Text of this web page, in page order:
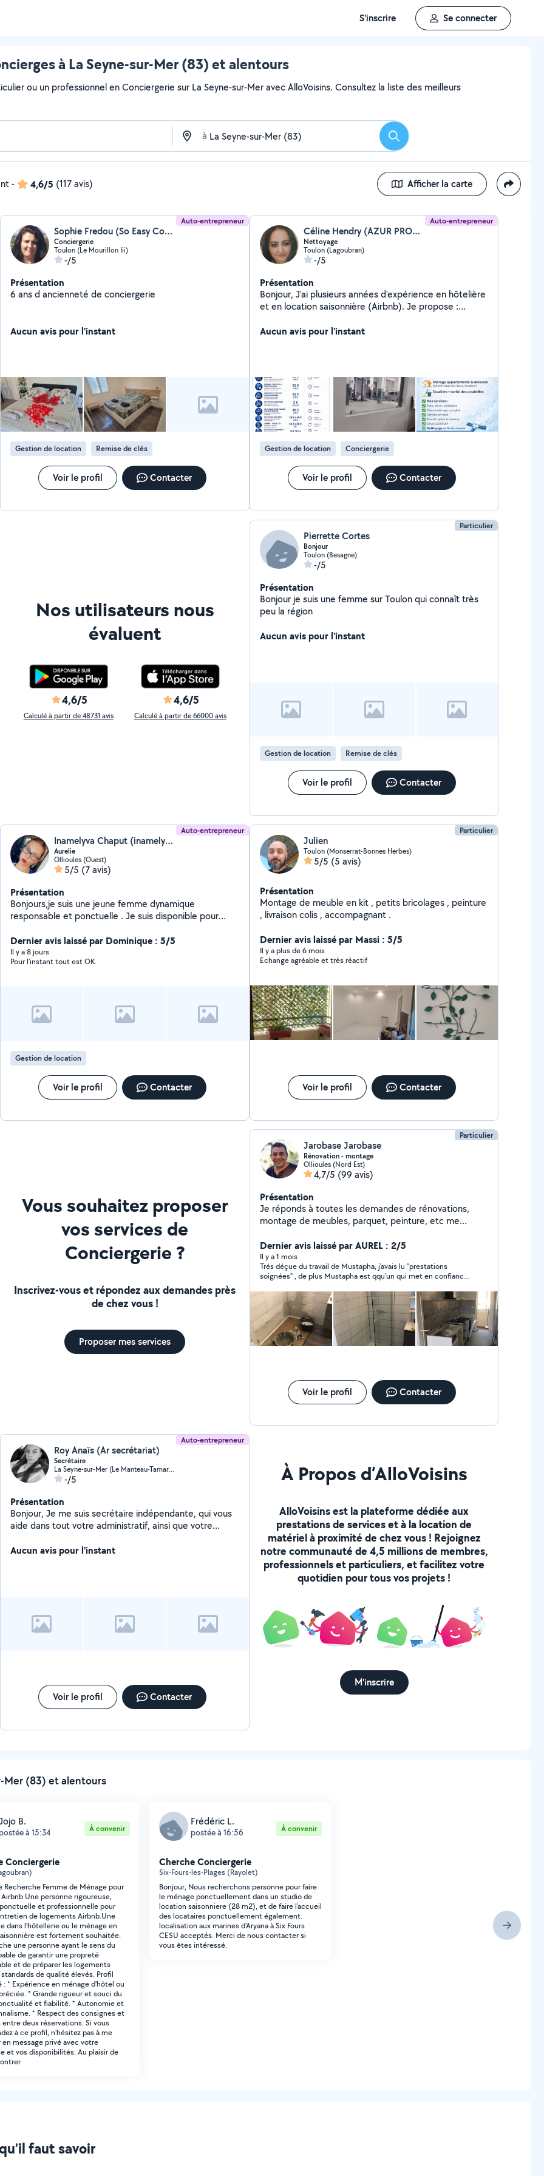
S'inscrire Se connecter
à La Seyne-sur-Mer (83) et alentours
ou un professionnel en Conciergerie sur La Seyne-sur-Mer avec AlloVoisins. Consultez la liste des meilleurs
à Rechercher
- 4,6/5 (117 avis) Afficher la carte
Auto-entrepreneur
Sophie Fredou (So Easy Conciergerie)
Conciergerie
Toulon (Le Mourillon Iii)
-/5
Présentation
6 ans d ancienneté de conciergerie
Aucun avis pour l'instant
Gestion de location Remise de clés
Voir le profil Contacter
Auto-entrepreneur
Céline Hendry (AZUR PROPRETE 83)
Nettoyage
Toulon (Lagoubran)
-/5
Présentation
Bonjour, J'ai plusieurs années d'expérience en hôtelière
et en location saisonnière (Airbnb). Je propose :
entretien de copropriété et remise en état. Sérieuse
Aucun avis pour l'instant
Gestion de location Conciergerie
Voir le profil Contacter
Nos utilisateurs nous
évaluent
4,6/5
Calculé à partir de 48731 avis
4,6/5
Calculé à partir de 66000 avis
Particulier
Pierrette Cortes
Bonjour
Toulon (Besagne)
-/5
Présentation
Bonjour je suis une femme sur Toulon qui connaît très
peu la région
Aucun avis pour l'instant
Gestion de location Remise de clés
Voir le profil Contacter
Auto-entrepreneur
Inamelyva Chaput (inamelyva service)
Aurelie
Ollioules (Ouest)
5/5 (7 avis)
Présentation
Bonjours,je suis une jeune femme dynamique
responsable et ponctuelle . Je suis disponible pour
l'expérience dans les deux domaine que se soit en aide
a domicile ou Ash en millieu hospitalier pour le côté
ménage ou en t'en que animatrice périscolaire et
Dernier avis laissé par Dominique : 5/5
Il y a 8 jours
Pour l’instant tout est OK.
Gestion de location
Voir le profil Contacter
Particulier
Julien
Toulon (Monserrat-Bonnes Herbes)
5/5 (5 avis)
Présentation
Montage de meuble en kit , petits bricolages , peinture
, livraison colis , accompagnant .
Dernier avis laissé par Massi : 5/5
Il y a plus de 6 mois
Echange agréable et très réactif
Voir le profil Contacter
Vous souhaitez proposer
vos services de
Conciergerie ?
Inscrivez-vous et répondez aux demandes près
de chez vous !
Proposer mes services
Particulier
Jarobase Jarobase
Rénovation - montage
Ollioules (Nord Est)
4,7/5 (99 avis)
Présentation
Je réponds à toutes les demandes de rénovations,
montage de meubles, parquet, peinture, etc me
la journée la semaine Travail soigné et de qualité Outillé
Photos prestations effectuées sur demande
Dernier avis laissé par AUREL : 2/5
Il y a 1 mois
Trés déçue du travail de Mustapha, j'avais lu "prestations
soignées" , de plus Mustapha est qqu'un qui met en confiance
je ne suis pas la seule à ne pas être satisfaite. - Pose de Viniyle
(photo) , j'avais acheté la longueur siffisante pour qu'il n'y ait
pas de découpe et finalement découpe au milieu du couloir
(certainement pour pas s'embêter) , d'ailleurs il devait revenir
me combler le trait de démarcation, j'attends tjrs - Pose de
plinthes (photo), 3mm de silicone pour boucher les espaces
devoir gratter parce que le rendu fait trés sale + les plinthes qui
ne sont pas totalement terminées + un rdv pris sur 2 jours
consécutifs pour faire tous les travaux demandés ce qui s'est
Voir le profil Contacter
Auto-entrepreneur
Roy Anaïs (Ar secrétariat)
Secrétaire
La Seyne-sur-Mer (Le Manteau-Tamaris)
-/5
Présentation
Bonjour, Je me suis secrétaire indépendante, qui vous
aide dans tout votre administratif, ainsi que votre
professionnels et les particuliers. Je dispose d'un
Aucun avis pour l'instant
Voir le profil Contacter
À Propos d’AlloVoisins
AlloVoisins est la plateforme dédiée aux
prestations de services et à la location de
matériel à proximité de chez vous ! Rejoignez
notre communauté de 4,5 millions de membres,
professionnels et particuliers, et facilitez votre
quotidien pour tous vos projets !
M'inscrire
Mer (83) et alentours
B.
postée à 15:34 À convenir
Conciergerie
Recherche Femme de Ménage pour
Une personne rigoureuse,
et professionnelle pour
de logements Airbnb.Une
dans l'hôtellerie ou le ménage en
est fortement souhaitée.
une personne ayant le sens du
de garantir une propreté
et de préparer les logements
de qualité élevés. Profil
: * Expérience en ménage d'hôtel ou
* Grande rigueur et souci du
et fiabilité. * Autonomie et
* Respect des consignes et
entre deux réservations. Si vous
à ce profil, n'hésitez pas à me
message privé avec votre
et vos disponibilités. Au plaisir de
Frédéric L.
postée à 16:56 À convenir
Cherche Conciergerie
Six-Fours-les-Plages (Rayolet)
Bonjour, Nous recherchons personne pour faire
le ménage ponctuellement dans un studio de
location saisonniere (28 m2), et de faire l'accueil
des locataires ponctuellement également.
localisation aux marines d'Aryana à Six Fours
CESU acceptés. Merci de nous contacter si
vous êtes intéressé.
faut savoir